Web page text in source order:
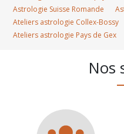
Astrologie Suisse Romande
Ateliers astrologie Collex-Bossy
Ateliers astrologie Pays de Gex
Nos